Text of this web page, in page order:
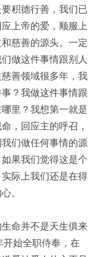
积德行善，我们已
上帝的爱，顺服上
慈善的源头。一定
做这件事情跟别人
善领域很多年，我
？我做这件事情跟
里？我想第一就是
，回应主的呼召，
们做任何事情的源
果我们觉得这是个
际上我们还是在得
。
命并不是天生俱来
始全职侍奉，在